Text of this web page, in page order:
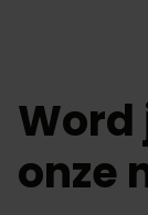
onze